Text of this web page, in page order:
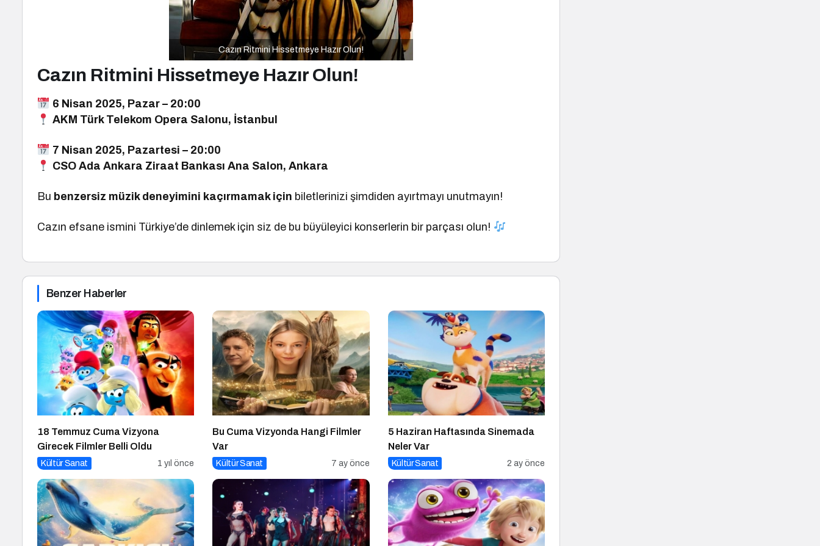
Cazın Ritmini Hissetmeye Hazır Olun!
Cazın Ritmini Hissetmeye Hazır Olun!
6 Nisan 2025, Pazar – 20:00
AKM Türk Telekom Opera Salonu, İstanbul
7 Nisan 2025, Pazartesi – 20:00
CSO Ada Ankara Ziraat Bankası Ana Salon, Ankara
Bu benzersiz müzik deneyimini kaçırmamak için biletlerinizi şimdiden ayırtmayı unutmayın!
Cazın efsane ismini Türkiye’de dinlemek için siz de bu büyüleyici konserlerin bir parçası olun!
Benzer Haberler
18 Temmuz Cuma Vizyona
Girecek Filmler Belli Oldu
Kültür Sanat 1 yıl önce
Bu Cuma Vizyonda Hangi Filmler
Var
Kültür Sanat 7 ay önce
5 Haziran Haftasında Sinemada
Neler Var
Kültür Sanat 2 ay önce